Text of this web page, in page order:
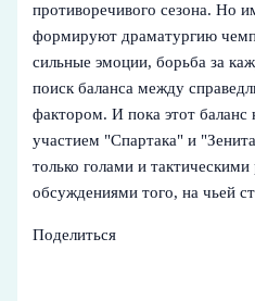
противоречивого сезона. Но
формируют драматургию
сильные эмоции, борьба за
поиск баланса между
фактором. И пока этот
участием "Спартака" и
только голами и
обсуждениями того, на чьей
Поделиться